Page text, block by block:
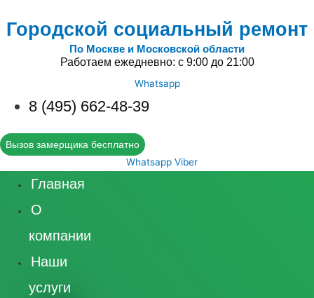
Городской социальный ремонт
По Москве и Московской области
Работаем ежедневно: с 9:00 до 21:00
Whatsapp
8 (495) 662-48-39
Вызов замерщика бесплатно
Whatsapp Viber
Главная
О
компании
Наши
услуги